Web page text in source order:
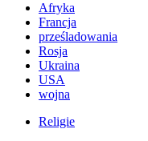
Afryka
Francja
prześladowania
Rosja
Ukraina
USA
wojna
Religie